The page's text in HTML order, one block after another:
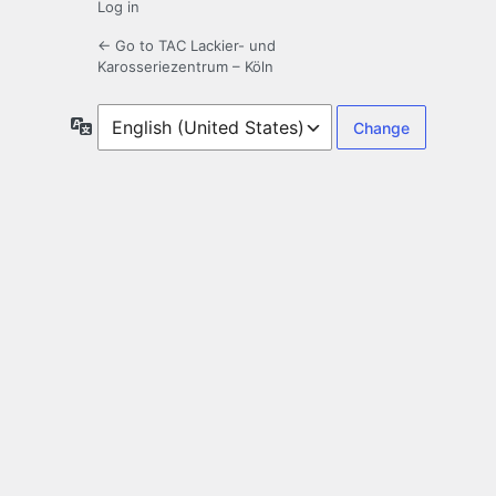
Log in
← Go to TAC Lackier- und
Karosseriezentrum – Köln
Language